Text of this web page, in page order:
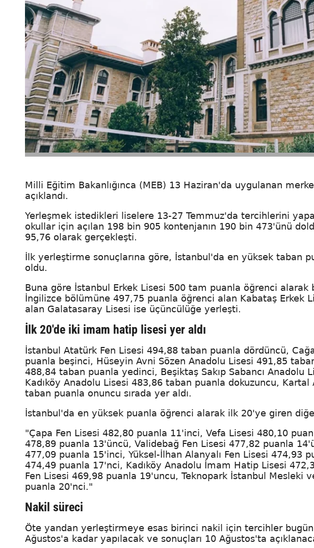
Milli Eğitim Bakanlığınca (MEB) 13 Haziran'da uygulanan
açıklandı.
Yerleşmek istedikleri liselere 13-27 Temmuz'da tercihlerini
okullar için açılan 198 bin 905 kontenjanın 190 bin 473'ünü
95,76 olarak gerçekleşti.
İlk yerleştirme sonuçlarına göre, İstanbul'da en yüksek taban
oldu.
Buna göre İstanbul Erkek Lisesi 500 tam puanla öğrenci
İngilizce bölümüne 497,75 puanla öğrenci alan Kabataş Erkek
alan Galatasaray Lisesi ise üçüncülüğe yerleşti.
İlk 20'de iki imam hatip lisesi yer aldı
İstanbul Atatürk Fen Lisesi 494,88 taban puanla dördüncü,
puanla beşinci, Hüseyin Avni Sözen Anadolu Lisesi 491,85
488,84 taban puanla yedinci, Beşiktaş Sakıp Sabancı Anadolu
Kadıköy Anadolu Lisesi 483,86 taban puanla dokuzuncu,
taban puanla onuncu sırada yer aldı.
İstanbul'da en yüksek puanla öğrenci alarak ilk 20'ye giren
"Çapa Fen Lisesi 482,80 puanla 11'inci, Vefa Lisesi 480,10
478,89 puanla 13'üncü, Validebağ Fen Lisesi 477,82 puanla
477,09 puanla 15'inci, Yüksel-İlhan Alanyalı Fen Lisesi 474,93
474,49 puanla 17'nci, Kadıköy Anadolu İmam Hatip Lisesi
Fen Lisesi 469,98 puanla 19'uncu, Teknopark İstanbul Mesleki
puanla 20'nci."
Nakil süreci
Öte yandan yerleştirmeye esas birinci nakil için tercihler
Ağustos'a kadar yapılacak ve sonuçları 10 Ağustos'ta